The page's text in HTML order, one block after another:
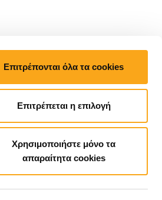
Επιτρέπονται όλα τα cookies
Επιτρέπεται η επιλογή
Χρησιμοποιήστε μόνο τα
απαραίτητα cookies